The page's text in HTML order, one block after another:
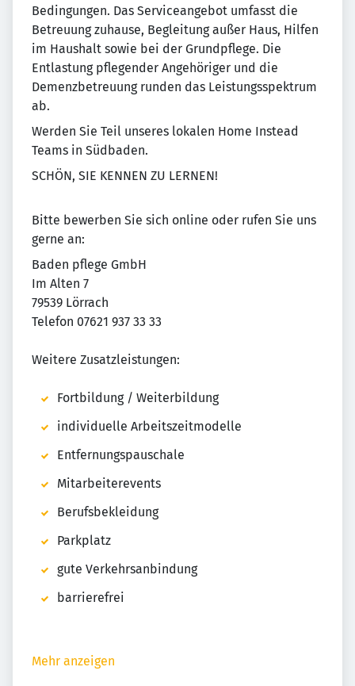
Bedingungen. Das Serviceangebot umfasst die
Betreuung zuhause, Begleitung außer Haus, Hilfen
im Haushalt sowie bei der Grundpflege. Die
Entlastung pflegender Angehöriger und die
Demenzbetreuung runden das Leistungsspektrum
ab.
Werden Sie Teil unseres lokalen Home Instead
Teams in Südbaden.
SCHÖN, SIE KENNEN ZU LERNEN!
Bitte bewerben Sie sich online oder rufen Sie uns
gerne an:
Baden pflege GmbH
Im Alten 7
79539 Lörrach
Telefon 07621 937 33 33
Weitere Zusatzleistungen:
Fortbildung / Weiterbildung
individuelle Arbeitszeitmodelle
Entfernungspauschale
Mitarbeiterevents
Berufsbekleidung
Parkplatz
gute Verkehrsanbindung
barrierefrei
Mehr anzeigen